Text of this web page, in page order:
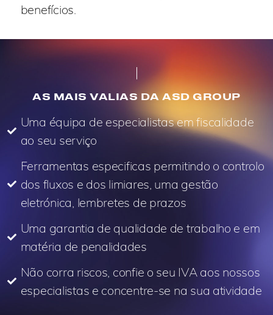
benefícios.
AS MAIS VALIAS DA ASD GROUP
Uma équipa de especialistas em fiscalidade
ao seu serviço
Ferramentas especificas permitindo o controlo
dos fluxos e dos limiares, uma gestão
eletrónica, lembretes de prazos
Uma garantia de qualidade de trabalho e em
matéria de penalidades
Não corra riscos, confie o seu IVA aos nossos
especialistas e concentre-se na sua atividade